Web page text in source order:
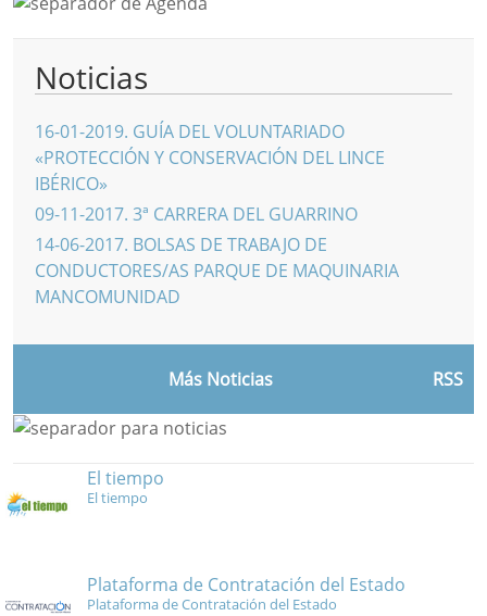
Noticias
16-01-2019. GUÍA DEL VOLUNTARIADO
«PROTECCIÓN Y CONSERVACIÓN DEL LINCE
IBÉRICO»
09-11-2017. 3ª CARRERA DEL GUARRINO
14-06-2017. BOLSAS DE TRABAJO DE
CONDUCTORES/AS PARQUE DE MAQUINARIA
MANCOMUNIDAD
Más Noticias RSS
El tiempo
El tiempo
Plataforma de Contratación del Estado
Plataforma de Contratación del Estado